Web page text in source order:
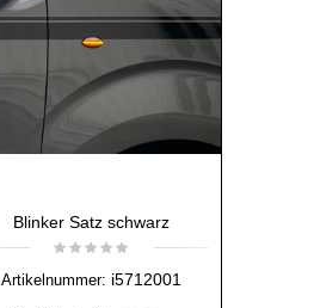
Blinker Satz schwarz
Artikelnummer: i5712001